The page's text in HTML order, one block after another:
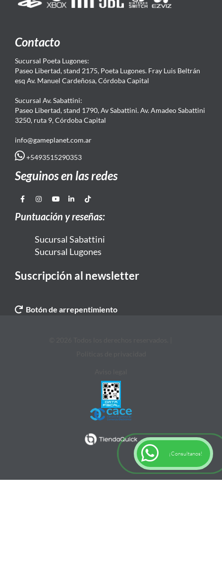
Contacto
Sucursal Poeta Lugones:
Paseo Libertad, stand 2175, Poeta Lugones. Fray Luis Beltrán
esq Av. Manuel Cardeñosa, Córdoba Capital
Sucursal Av. Sabattini:
Paseo Libertad, stand 1790, Av Sabattini. Av. Amadeo Sabattini
3250, ruta 9, Córdoba Capital
info@gameplanet.com.ar
+5493515290353
Seguinos en las redes
Puntuación y reseñas:
Sucursal Sabattini
Sucursal Lugones
Suscripción al newsletter
Botón de arrepentimiento
¡Consultanos!